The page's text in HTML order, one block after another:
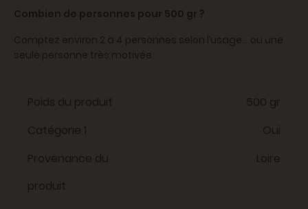
Combien de personnes pour 500 gr ?
Comptez environ 2 à 4 personnes selon l’usage… ou une
seule personne très motivée.
Poids du produit
500 gr
Catégorie 1
Oui
Provenance du
produit
Loire